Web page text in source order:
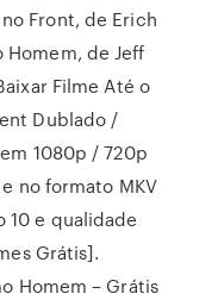
Front, de Erich
Homem, de Jeff
Filme Até o
Dublado /
1080p / 720p
no formato MKV
10 e qualidade
Grátis].
Homem – Grátis